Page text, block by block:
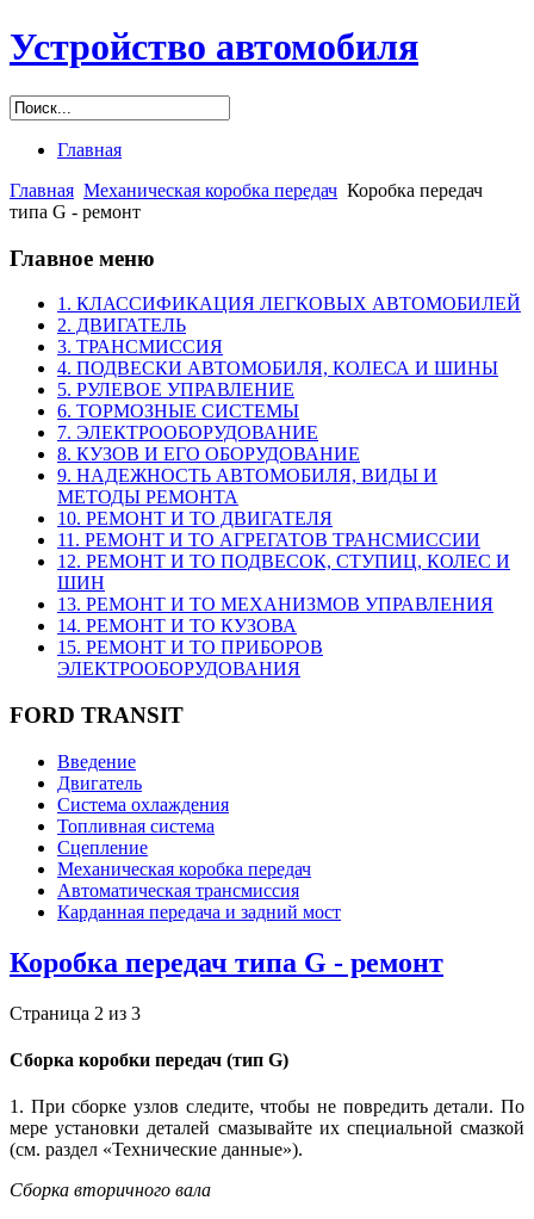
Устройство автомобиля
Главная
Главная Механическая коробка передач Коробка передач
типа G - ремонт
Главное меню
1. КЛАССИФИКАЦИЯ ЛЕГКОВЫХ АВТОМОБИЛЕЙ
2. ДВИГАТЕЛЬ
3. ТРАНСМИССИЯ
4. ПОДВЕСКИ АВТОМОБИЛЯ, КОЛЕСА И ШИНЫ
5. РУЛЕВОЕ УПРАВЛЕНИЕ
6. ТОРМОЗНЫЕ СИСТЕМЫ
7. ЭЛЕКТРООБОРУДОВАНИЕ
8. КУЗОВ И ЕГО ОБОРУДОВАНИЕ
9. НАДЕЖНОСТЬ АВТОМОБИЛЯ, ВИДЫ И
МЕТОДЫ РЕМОНТА
10. РЕМОНТ И ТО ДВИГАТЕЛЯ
11. РЕМОНТ И ТО АГРЕГАТОВ ТРАНСМИССИИ
12. РЕМОНТ И ТО ПОДВЕСОК, СТУПИЦ, КОЛЕС И
ШИН
13. РЕМОНТ И ТО МЕХАНИЗМОВ УПРАВЛЕНИЯ
14. РЕМОНТ И ТО КУЗОВА
15. РЕМОНТ И ТО ПРИБОРОВ
ЭЛЕКТРООБОРУДОВАНИЯ
FORD TRANSIT
Введение
Двигатель
Система охлаждения
Топливная система
Сцепление
Механическая коробка передач
Автоматическая трансмиссия
Карданная передача и задний мост
Коробка передач типа G - ремонт
Страница 2 из 3
Сборка коробки передач (тип G)
1. При сборке узлов следите, чтобы не повредить детали. По
мере установки деталей смазывайте их специальной смазкой
(см. раздел «Технические данные»).
Сборка вторичного вала